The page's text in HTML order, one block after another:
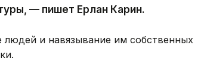
— пишет Ерлан Карин.
людей и навязывание им собственных